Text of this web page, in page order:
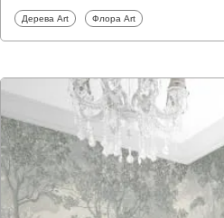
Фотошпалери
Дерева Art Фотошпалери
Флора Art